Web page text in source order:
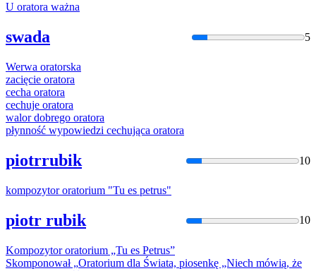
U oratora ważna
swada 5
Werwa oratorska
zacięcie oratora
cecha oratora
cechuje oratora
walor dobrego oratora
płynność wypowiedzi cechująca oratora
piotrrubik 10
kompozytororatorium "Tu es petrus"
piotr rubik 10
Kompozytororatorium „Tu es Petrus”
Skomponował „Oratorium dla Świata, piosenkę „Niech mówią, że